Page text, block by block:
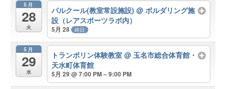
5月
28
火
パルクール(教室常設施設) @ ボルダリング施
設（レアスポーツラボ内）
5月 28 終日
5月
29
水
トランポリン体験教室 @ 玉名市総合体育館・
天水町体育館
5月 29 @ 7:00 PM – 9:00 PM